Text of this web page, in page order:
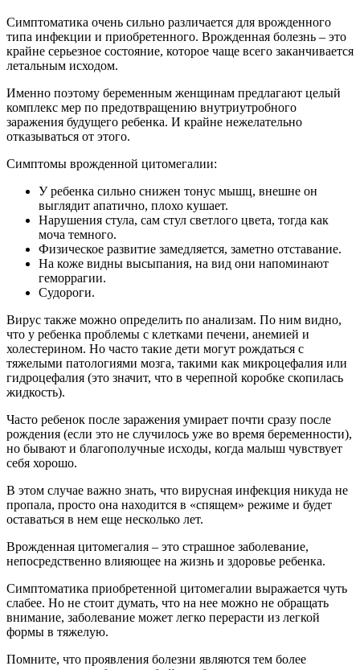
Симптоматика очень сильно различается для врожденного
типа инфекции и приобретенного. Врожденная болезнь – это
крайне серьезное состояние, которое чаще всего заканчивается
летальным исходом.
Именно поэтому беременным женщинам предлагают целый
комплекс мер по предотвращению внутриутробного
заражения будущего ребенка. И крайне нежелательно
отказываться от этого.
Симптомы врожденной цитомегалии:
У ребенка сильно снижен тонус мышц, внешне он
выглядит апатично, плохо кушает.
Нарушения стула, сам стул светлого цвета, тогда как
моча темного.
Физическое развитие замедляется, заметно отставание.
На коже видны высыпания, на вид они напоминают
геморрагии.
Судороги.
Вирус также можно определить по анализам. По ним видно,
что у ребенка проблемы с клетками печени, анемией и
холестерином. Но часто такие дети могут рождаться с
тяжелыми патологиями мозга, такими как микроцефалия или
гидроцефалия (это значит, что в черепной коробке скопилась
жидкость).
Часто ребенок после заражения умирает почти сразу после
рождения (если это не случилось уже во время беременности),
но бывают и благополучные исходы, когда малыш чувствует
себя хорошо.
В этом случае важно знать, что вирусная инфекция никуда не
пропала, просто она находится в «спящем» режиме и будет
оставаться в нем еще несколько лет.
Врожденная цитомегалия – это страшное заболевание,
непосредственно влияющее на жизнь и здоровье ребенка.
Симптоматика приобретенной цитомегалии выражается чуть
слабее. Но не стоит думать, что на нее можно не обращать
внимание, заболевание может легко перерасти из легкой
формы в тяжелую.
Помните, что проявления болезни являются тем более